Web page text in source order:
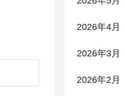
2026年4月
2026年3月
2026年2月